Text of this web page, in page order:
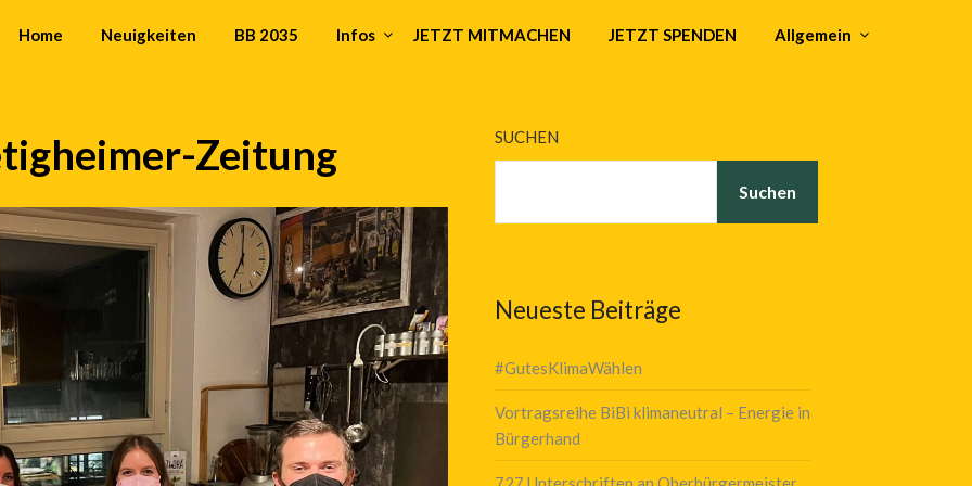
Home Neuigkeiten BB 2035 Infos JETZT MITMACHEN JETZT SPENDEN Allgemein
Zeitung SUCHEN
Suchen
Neueste Beiträge
#GutesKlimaWählen
Vortragsreihe BiBi klimaneutral – Energie in
Bürgerhand